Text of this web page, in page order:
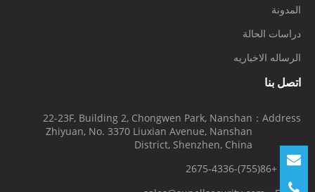
المدونة
دراسات الحالة
الرساله الاخباريه
اتصل بنا
Address：
22-23F, Building 2, Chongwen Park, Nanshan
Zhiyuan, No. 3370 Liuxian Avenue, Nanshan
District, Shenzhen, China
Tel：
+86(755)-2675-4336